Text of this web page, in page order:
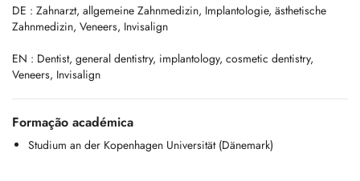
DE : Zahnarzt, allgemeine Zahnmedizin, Implantologie, ästhetische
Zahnmedizin, Veneers, Invisalign
EN : Dentist, general dentistry, implantology, cosmetic dentistry,
Veneers, Invisalign
Formação académica
Studium an der Kopenhagen Universität (Dänemark)